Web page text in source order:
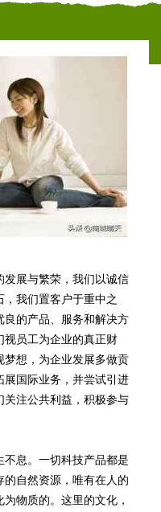
发展与繁荣，我们以诚信
我们置客户于重中之
良的产品、服务和解决方
视员工为企业的真正财
梦想，为企业发展多做贡
展国际业务，并尝试引进
关注公共利益，积极参与
息。一切科技产品都是
的自然资源，唯有在人的
物质的。这里的文化，